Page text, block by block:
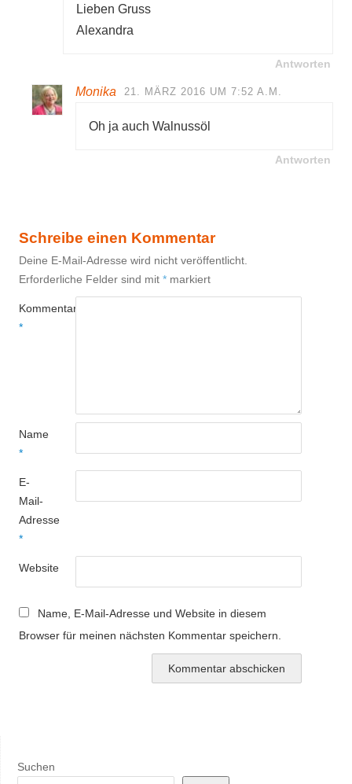
Lieben Gruss
Alexandra
Antworten
Monika 21. MÄRZ 2016 UM 7:52 A.M.
Oh ja auch Walnussöl
Antworten
Schreibe einen Kommentar
Deine E-Mail-Adresse wird nicht veröffentlicht.
Erforderliche Felder sind mit * markiert
Kommentar
*
Name
*
E-
Mail-
Adresse
*
Website
Name, E-Mail-Adresse und Website in diesem
Browser für meinen nächsten Kommentar speichern.
Suchen